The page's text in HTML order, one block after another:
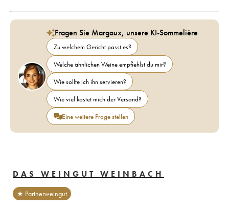
Fragen Sie Margaux, unsere KI-Sommelière
Zu welchem Gericht passt es?
Welche ähnlichen Weine empfiehlst du mir?
Wie sollte ich ihn servieren?
Wie viel kostet mich der Versand?
Eine weitere Frage stellen
DAS WEINGUT WEINBACH
★ Partnerweingut